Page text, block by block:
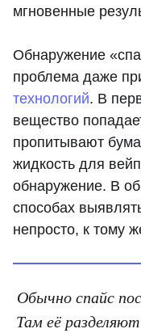
мгновенные
Обнаружение
проблема даже
технологий. В
вещество
пропитывают
жидкость для
обнаружение. В
способах
непросто, к тому
Обычно спайс
Там её